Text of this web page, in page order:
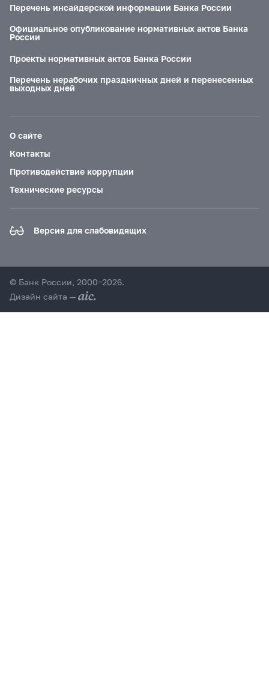
Перечень инсайдерской информации Банка России
Официальное опубликование нормативных актов Банка
России
Проекты нормативных актов Банка России
Перечень нерабочих праздничных дней и перенесенных
выходных дней
О сайте
Контакты
Противодействие коррупции
Технические ресурсы
Версия для слабовидящих
© Банк России, 2000–2026.
Дизайн сайта —